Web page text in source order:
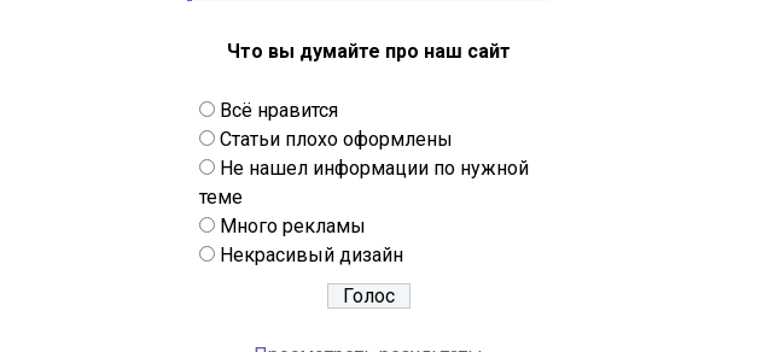
Что вы думайте про наш сайт
Всё нравится
Статьи плохо оформлены
Не нашел информации по нужной
теме
Много рекламы
Некрасивый дизайн